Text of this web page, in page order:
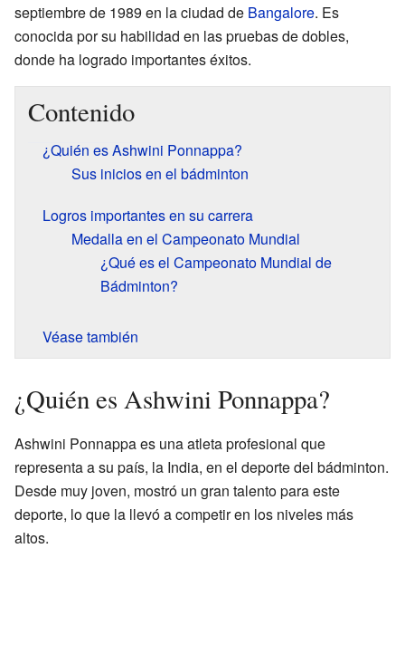
septiembre de 1989 en la ciudad de Bangalore. Es
conocida por su habilidad en las pruebas de dobles,
donde ha logrado importantes éxitos.
Contenido
¿Quién es Ashwini Ponnappa?
Sus inicios en el bádminton
Logros importantes en su carrera
Medalla en el Campeonato Mundial
¿Qué es el Campeonato Mundial de
Bádminton?
Véase también
¿Quién es Ashwini Ponnappa?
Ashwini Ponnappa es una atleta profesional que
representa a su país, la India, en el deporte del bádminton.
Desde muy joven, mostró un gran talento para este
deporte, lo que la llevó a competir en los niveles más
altos.